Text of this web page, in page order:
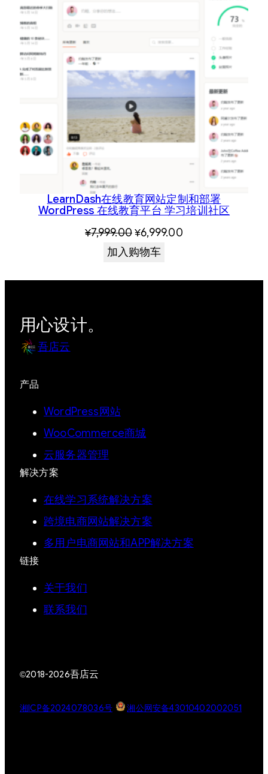
产
品
LearnDash在线教育网站定制和部署
WordPress 在线教育平台 学习培训社区
¥7,999.00原
价
¥6,999.00当
加入购物车
用心设计。
吾店云
产品
WordPress网站
WooCommerce商城
云服务器管理
解决方案
在线学习系统解决方案
跨境电商网站解决方案
多用户电商网站和APP解决方案
链接
关于我们
联系我们
©2018-2026吾店云
湘ICP备2024078036号 湘公网安备43010402002051